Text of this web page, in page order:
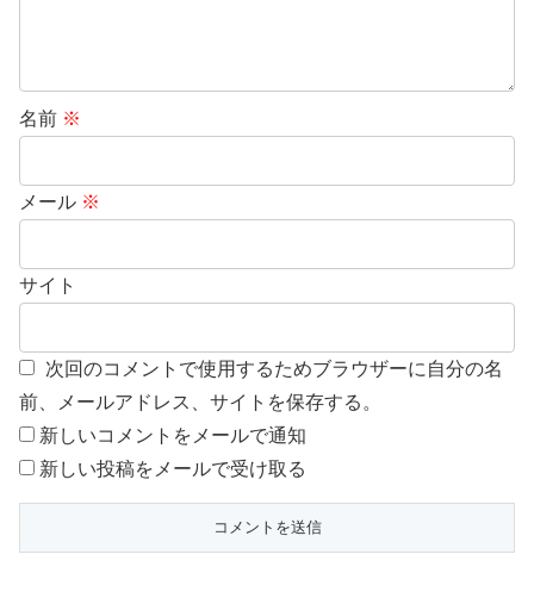
名前 ※
メール ※
サイト
次回のコメントで使用するためブラウザーに自分の名
前、メールアドレス、サイトを保存する。
新しいコメントをメールで通知
新しい投稿をメールで受け取る